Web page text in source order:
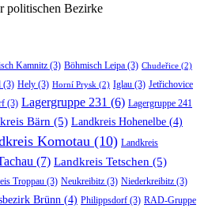
politischen Bezirke
Kamnitz (3) Böhmisch Leipa (3) Chudeřice (2)
(3) Hely (3) Horní Prysk (2) Iglau (3) Jetřichovice
(3) Lagergruppe 231 (6) Lagergruppe 241
Bärn (5) Landkreis Hohenelbe (4)
Komotau (10) Landkreis
(7) Landkreis Tetschen (5)
Troppau (3) Neukreibitz (3) Niederkreibitz (3)
Brünn (4) Philippsdorf (3) RAD-Gruppe